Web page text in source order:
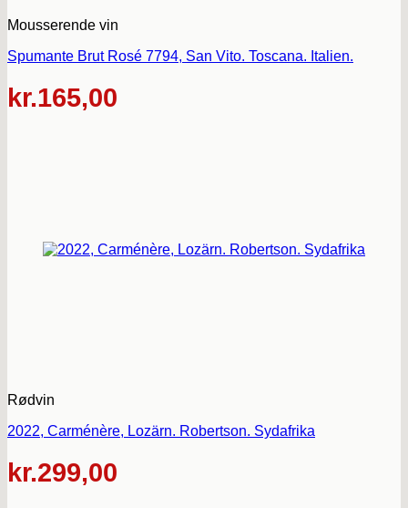
Mousserende vin
Spumante Brut Rosé 7794, San Vito. Toscana. Italien.
kr.165,00
Rødvin
2022, Carménère, Lozärn. Robertson. Sydafrika
kr.299,00